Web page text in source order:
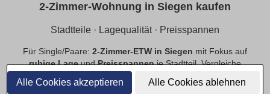
Alle Cookies akzeptieren Alle Cookies ablehnen
2-Zimmer-Wohnung in Siegen kaufen
Stadtteile · Lagequalität · Preisspannen
Für Single/Paare: 2-Zimmer-ETW in Siegen mit Fokus auf
ruhige LageundPreisspannenje Stadtteil. Vergleiche
, priorisiere